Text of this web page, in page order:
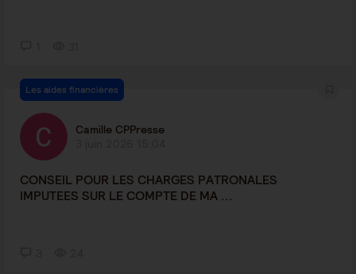
Les aides financières
Camille CPPresse
CONSEIL POUR LES CHARGES PATRONALES
IMPUTEES SUR LE COMPTE DE MA ...